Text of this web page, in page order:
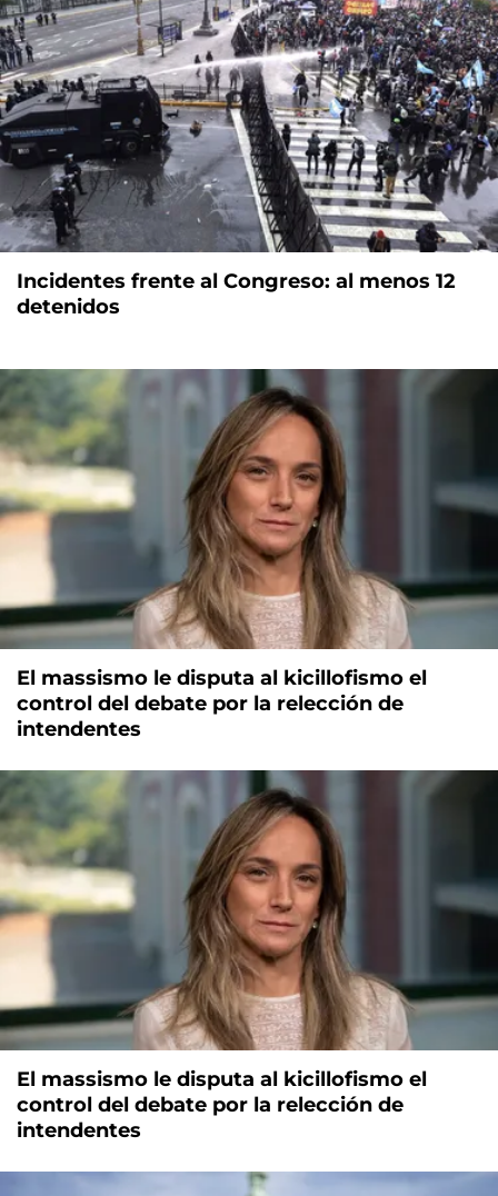
Incidentes frente al Congreso: al menos 12
detenidos
El massismo le disputa al kicillofismo el
control del debate por la relección de
intendentes
El massismo le disputa al kicillofismo el
control del debate por la relección de
intendentes